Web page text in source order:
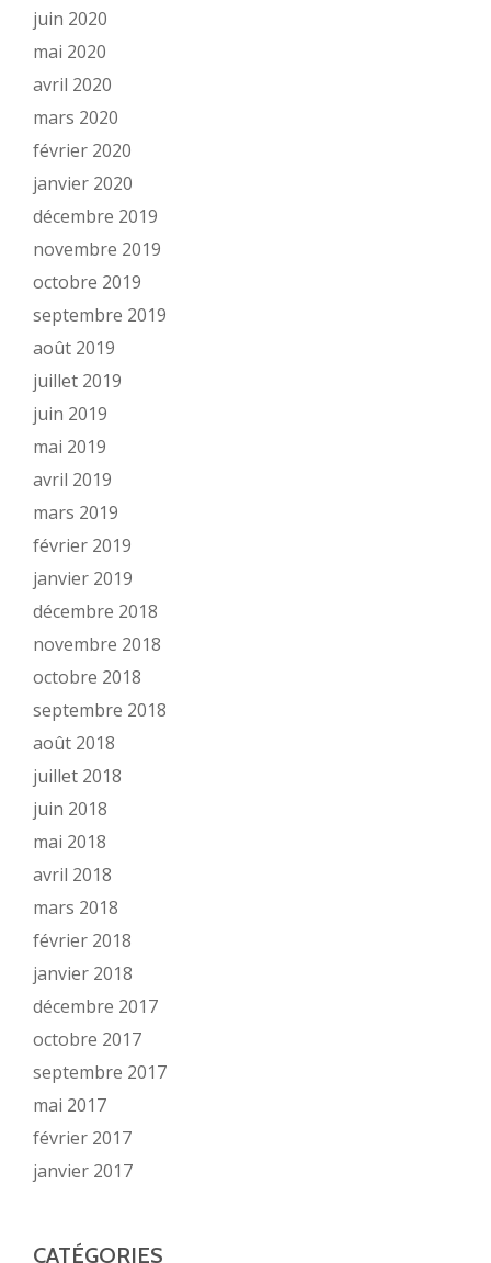
juin 2020
mai 2020
avril 2020
mars 2020
février 2020
janvier 2020
décembre 2019
novembre 2019
octobre 2019
septembre 2019
août 2019
juillet 2019
juin 2019
mai 2019
avril 2019
mars 2019
février 2019
janvier 2019
décembre 2018
novembre 2018
octobre 2018
septembre 2018
août 2018
juillet 2018
juin 2018
mai 2018
avril 2018
mars 2018
février 2018
janvier 2018
décembre 2017
octobre 2017
septembre 2017
mai 2017
février 2017
janvier 2017
CATÉGORIES